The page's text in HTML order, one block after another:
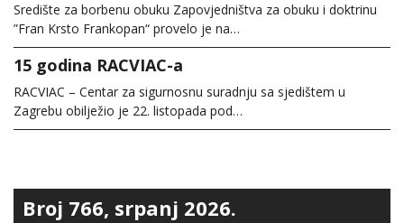
Središte za borbenu obuku Zapovjedništva za obuku i doktrinu
”Fran Krsto Frankopan“ provelo je na…
15 godina RACVIAC-a
RACVIAC – Centar za sigurnosnu suradnju sa sjedištem u
Zagrebu obilježio je 22. listopada pod…
Broj 766, srpanj 2026.